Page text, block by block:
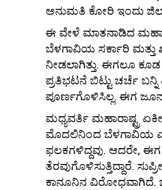
ಅನುಮತಿ ಕೋರಿ ಇಂದು
ಈ ವೇಳೆ ಮಾತನಾಡಿದ
ಬೆಳಗಾವಿಯ ಸರ್ಕಾರಿ ಮತ್ತು
ನೀಡಲಾಗಿತ್ತು. ಈಗಲೂ
ಪ್ರತಿಭಟನೆ ಬಿಟ್ಟು ಚರ್ಚೆ
ಪೂರ್ಣಗೊಳಿಸಿಲ್ಲ. ಈಗ ಜೂನ್
ಮಧ್ಯವರ್ತಿ ಮಹಾರಾಷ್ಟ್ರ
ಮೊದಲಿನಿಂದ ಬೆಳಗಾವಿಯ
ಫಲಕಗಳಿದ್ದವು. ಆದರೇ,
ತೆರವುಗೊಳಿಸುತ್ತಿದ್ದಾರೆ.
ಕಾನೂನಿನ ವಿರೋಧವಾಗಿದೆ.